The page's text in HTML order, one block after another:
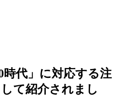
時代」に対応する注
て紹介されまし